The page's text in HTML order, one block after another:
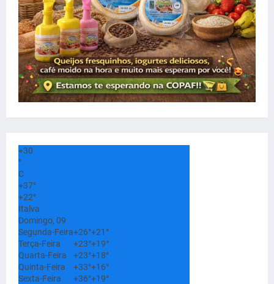
+30
°
C
+37°
+22°
Italva
Domingo, 09
Segunda-Feira+26°+21°
Terça-Feira
+23°+19°
Quarta-Feira
+23°+18°
Quinta-Feira
+33°+16°
Sexta-Feira
+36°+19°